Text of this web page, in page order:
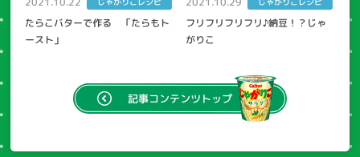
たらこバターで作る 「たらもト
ースト」
フリフリフリフリ♪納豆！？じゃ
がりこ
記事コンテンツトップ